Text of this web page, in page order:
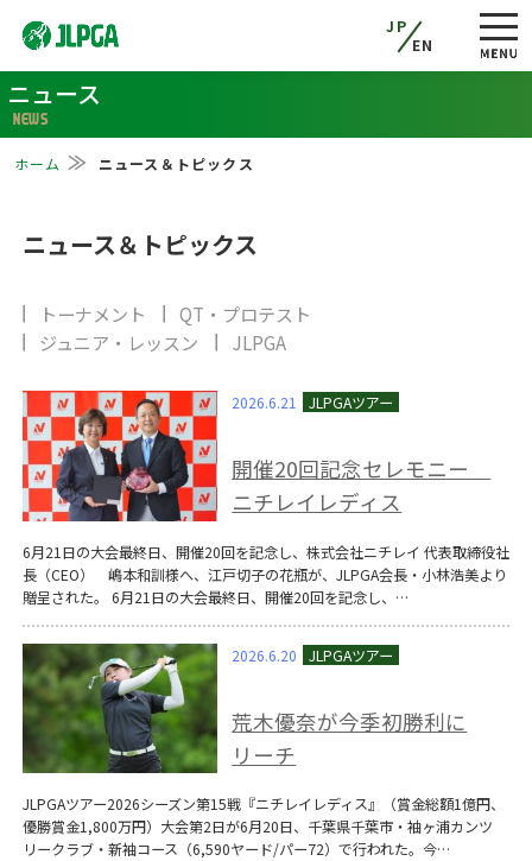
JP
EN
ニュース
NEWS
ホーム ニュース＆トピックス
ニュース＆トピックス
トーナメント
QT・プロテスト
ジュニア・レッスン
JLPGA
2026.6.21
開催20回記念セレモニー
ニチレイレディス
6月21日の大会最終日、開催20回を記念し、株式会社ニチレイ 代表取締役社
長（CEO） 嶋本和訓様へ、江戸切子の花瓶が、JLPGA会長・小林浩美より
贈呈された。 6月21日の大会最終日、開催20回を記念し、…
2026.6.20
荒木優奈が今季初勝利に
リーチ
JLPGAツアー2026シーズン第15戦『ニチレイレディス』（賞金総額1億円、
優勝賞金1,800万円）大会第2日が6月20日、千葉県千葉市・袖ヶ浦カンツ
リークラブ・新袖コース（6,590ヤード/パー72）で行われた。今…